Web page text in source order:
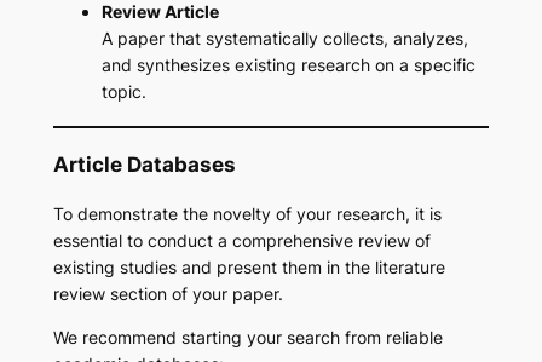
Review Article
A paper that systematically collects, analyzes,
and synthesizes existing research on a specific
topic.
Article Databases
To demonstrate the novelty of your research, it is
essential to conduct a comprehensive review of
existing studies and present them in the literature
review section of your paper.
We recommend starting your search from reliable